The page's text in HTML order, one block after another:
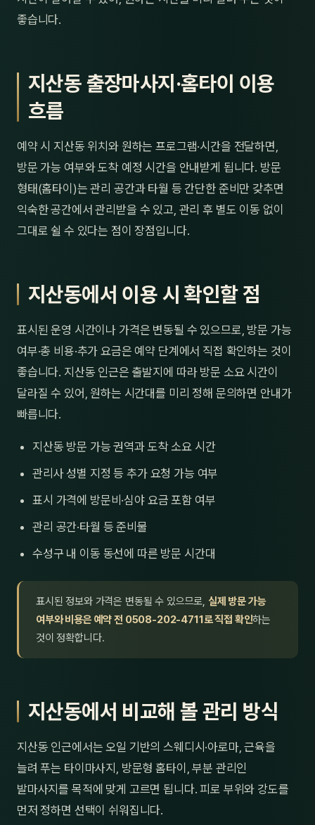
좋습니다.
지산동 출장마사지·홈타이 이용
흐름
예약 시 지산동 위치와 원하는 프로그램·시간을 전달하면,
방문 가능 여부와 도착 예정 시간을 안내받게 됩니다. 방문
형태(홈타이)는 관리 공간과 타월 등 간단한 준비만 갖추면
익숙한 공간에서 관리받을 수 있고, 관리 후 별도 이동 없이
그대로 쉴 수 있다는 점이 장점입니다.
지산동에서 이용 시 확인할 점
표시된 운영 시간이나 가격은 변동될 수 있으므로, 방문 가능
여부·총 비용·추가 요금은 예약 단계에서 직접 확인하는 것이
좋습니다. 지산동 인근은 출발지에 따라 방문 소요 시간이
달라질 수 있어, 원하는 시간대를 미리 정해 문의하면 안내가
빠릅니다.
지산동 방문 가능 권역과 도착 소요 시간
관리사 성별 지정 등 추가 요청 가능 여부
표시 가격에 방문비·심야 요금 포함 여부
관리 공간·타월 등 준비물
수성구 내 이동 동선에 따른 방문 시간대
표시된 정보와 가격은 변동될 수 있으므로, 실제 방문 가능
여부와 비용은 예약 전 0508-202-4711로 직접 확인하는
것이 정확합니다.
지산동에서 비교해 볼 관리 방식
지산동 인근에서는 오일 기반의 스웨디시·아로마, 근육을
늘려 푸는 타이마사지, 방문형 홈타이, 부분 관리인
발마사지를 목적에 맞게 고르면 됩니다. 피로 부위와 강도를
먼저 정하면 선택이 쉬워집니다.